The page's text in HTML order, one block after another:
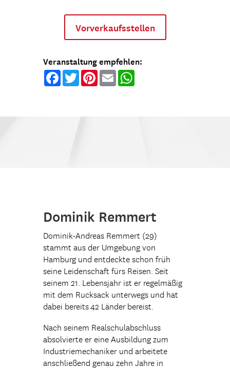
Vorverkaufsstellen
Veranstaltung empfehlen:
Facebook
TwitterPinterest
Email
Dominik Remmert
Dominik-Andreas Remmert (29)
stammt aus der Umgebung von
Hamburg und entdeckte schon früh
seine Leidenschaft fürs Reisen. Seit
seinem 21. Lebensjahr ist er regelmäßig
mit dem Rucksack unterwegs und hat
dabei bereits 42 Länder bereist.
Nach seinem Realschulabschluss
absolvierte er eine Ausbildung zum
Industriemechaniker und arbeitete
anschließend genau zehn Jahre in